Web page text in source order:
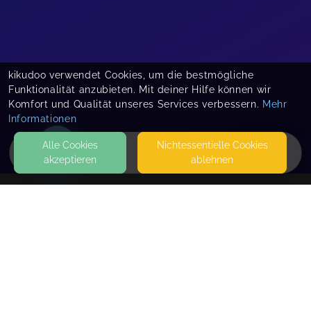
HOME
kikudoo verwendet Cookies, um die bestmögliche
Funktionalität anzubieten. Mit deiner Hilfe können wir
Komfort und Qualität unseres Services verbessern. Mehr
Informationen
Alle Cookies
akzeptieren
Nicht­essentielle Cookies
ablehnen